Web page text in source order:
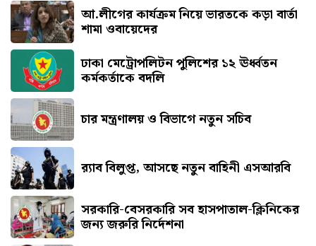
আ.লীগের কার্যক্রম নিয়ে ভারতকে কড়া বার্তা
শামা ওবায়েদের
ঢাকা মেট্রোপলিটন পুলিশের ১২ ঊর্ধ্বতন
কর্মকর্তাকে বদলি
চার মন্ত্রণালয় ও বিভাগে নতুন সচিব
র‍্যাব বিলুপ্ত, আসছে নতুন বাহিনী এসআরবি
সরকারি-বেসরকারি সব হাসপাতাল-ক্লিনিকের
জন্য জরুরি নির্দেশনা